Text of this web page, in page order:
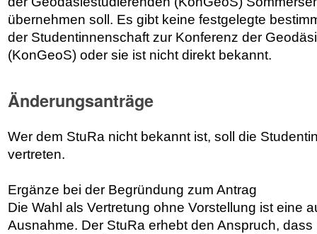
übernehmen soll. Es gibt keine festgelegte
der Studentinnenschaft zur Konferenz der
(KonGeoS) oder sie ist nicht direkt bekannt.
Änderungsanträge
Wer dem StuRa nicht bekannt ist, soll die
vertreten.
Ergänze bei der Begründung zum Antrag
Die Wahl als Vertretung ohne Vorstellung ist eine
Ausnahme. Der StuRa erhebt den Anspruch,